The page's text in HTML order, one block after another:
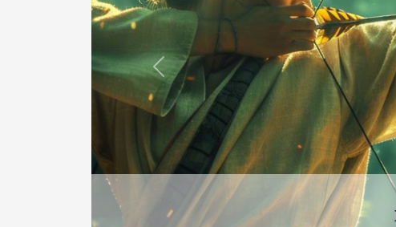
Previous